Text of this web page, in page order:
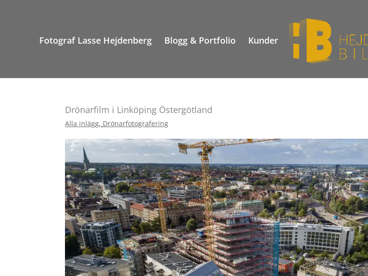
Fotograf Lasse Hejdenberg Blogg & Portfolio Kunder
Drönarfilm i Linköping Östergötland
Alla inlägg, Drönarfotografering